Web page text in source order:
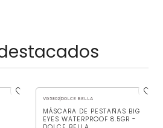
-69% OFF
VG5802|DOLCE BELLA
MÁSCARA DE PESTAÑAS BIG
EYES WATERPROOF 8.5GR -